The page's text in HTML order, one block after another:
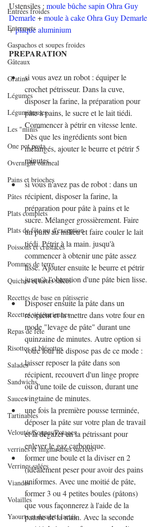
Entrées froides
Entremets
Gaspachos et soupes froides
Gâteaux
Gratins
Légumes
Légumineuses
Les "minis"
One pot pasta
Overnight oatmeal
Pains et brioches
Pâtes
Plats complets
Plats de fête ou d'exception
Poissons et crustacés
Pommes de terre
Quiches et tartes salées
Recettes de base en pâtisserie
Recettes végétariennes
Repas de fête
Risottos et blésottos
Salades
Sandwichs
Sauces
Tartinables
Veloutés/Soupes/Potages
verrines et mignardises sucrées
Verrines salées
Viandes
Volailles
Yaourts et desserts lactés
Ustensiles : moule bûche sapin Ohra Guy
Demarle + moule à cake Ohra Guy Demarle
+ plaque aluminium
PREPARATION
si vous avez un robot : équiper le
crochet pétrisseur. Dans la cuve,
disposer la farine, la préparation pour
pâte à pains, le sucre et le lait tiédi.
Commencer à pétrir en vitesse lente.
Dès que les ingrédients sont bien
mélangés, ajouter le beurre et pétrir 5
minutes.
si vous n'avez pas de robot : dans un
récipient, disposer la farine, la
préparation pour pâte à pains et le
sucre. Mélanger grossièrement. Faire
un puits au milieu et faire couler le lait
tiédi. Pétrir à la main. jusqu'à
commencer à obtenir une pâte assez
lisse. Ajouter ensuite le beurre et pétrir
jusqu'à l'obtention d'une pâte bien lisse.
Disposer ensuite la pâte dans un
récipient et la mettre dans votre four en
mode "levage de pâte" durant une
quinzaine de minutes. Autre option si
votre four ne dispose pas de ce mode :
laisser reposer la pâte dans son
récipient, recouvert d'un linge propre
ou d'une toile de cuisson, durant une
vingtaine de minutes.
une fois la première pousse terminée,
déposer la pâte sur votre plan de travail
et la dégazer en la pétrissant pour
enlever le gaz carbonique.
former une boule et la diviser en 2
(idéalement peser pour avoir des pains
uniformes. Avec une moitié de pâte,
former 3 ou 4 petites boules (pâtons)
que vous façonnerez à l'aide de la
paume de la main. Avec la seconde